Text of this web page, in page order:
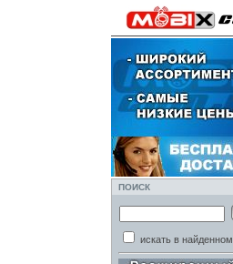
ПОИСК
искать в найденном